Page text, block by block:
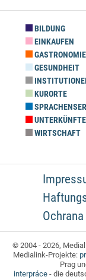
BILDUNG
EINKAUFEN
GASTRONOMIE
GESUNDHEIT
KURORTE
UNTERKÜNFTE
WIRTSCHAFT
© 2004 - 2026,
Medialink-Projekte:
Prag
interpráce- die